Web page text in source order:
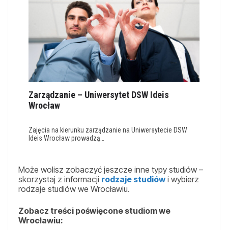
Zarządzanie – Uniwersytet DSW Ideis
Wrocław
Zajęcia na kierunku zarządzanie na Uniwersytecie DSW
Ideis Wrocław prowadzą…
Może wolisz zobaczyć jeszcze inne typy studiów –
skorzystaj z informacji rodzaje studiów i wybierz
rodzaje studiów we Wrocławiu.
Zobacz treści poświęcone studiom we
Wrocławiu: